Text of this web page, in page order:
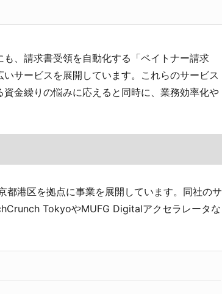
、請求書受領を自動化する「ペイトナー請求
サービスを展開しています。これらのサービス
金繰りの悩みに応えると同時に、業務効率化や
港区を拠点に事業を展開しています。同社のサ
TokyoやMUFG Digitalアクセラレータな